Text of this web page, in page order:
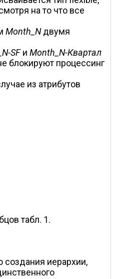
на то что все
Month_Nдвумя
SFи Month_N-Квартал
блокируют процессинг
из атрибутов
табл. 1.
иерархии,